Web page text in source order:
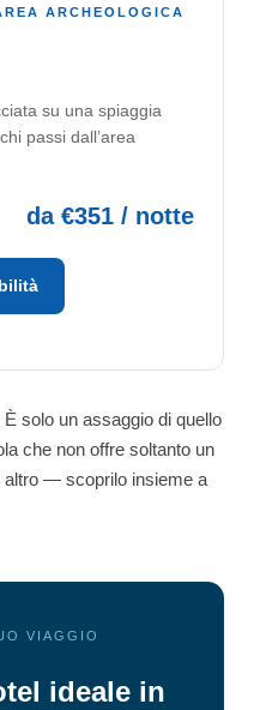
ARCHEOLOGICA
su una spiaggia
passi dall’area
da €351 / notte
solo un assaggio di quello
che non offre soltanto un
altro — scoprilo insieme a
VIAGGIO
ideale in